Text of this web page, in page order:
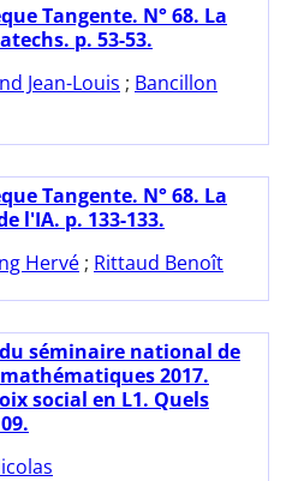
Tangente. N° 68. La
p. 53-53.
Jean-Louis ; Bancillon
Tangente. N° 68. La
l'IA. p. 133-133.
Hervé ; Rittaud Benoît
séminaire national de
2017.
social en L1. Quels